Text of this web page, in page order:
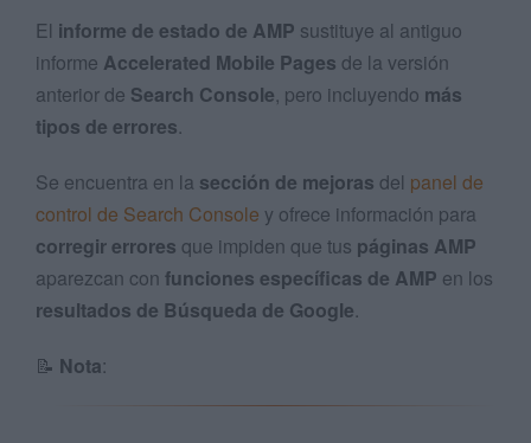
El informe de estado de AMP sustituye al antiguo
informe Accelerated Mobile Pages de la versión
anterior de Search Console, pero incluyendo más
tipos de errores.
Se encuentra en la sección de mejoras del panel de
control de Search Console y ofrece información para
corregir errores que impiden que tus páginas AMP
aparezcan con funciones específicas de AMP en los
resultados de Búsqueda de Google.
📝 Nota: